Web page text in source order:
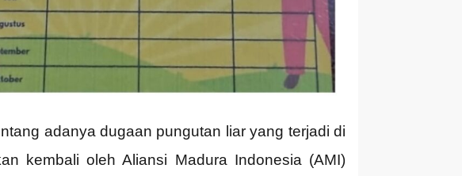
adanya dugaan pungutan liar yang terjadi di
kembali oleh Aliansi Madura Indonesia (AMI)